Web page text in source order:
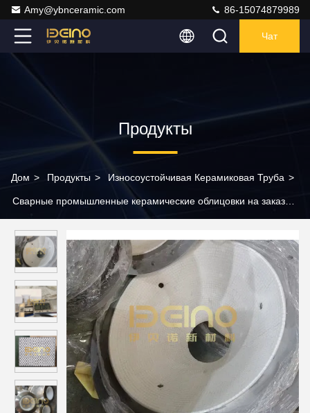
Amy@ybnceramic.com 86-15074879989
Чат
Продукты
Дом > Продукты > Износоустойчивая Керамиковая Труба >
Сварные промышленные керамические облицовки на заказ